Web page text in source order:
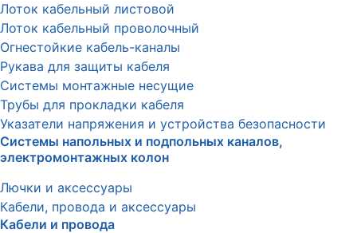
Лоток кабельный листовой
Лоток кабельный проволочный
Огнестойкие кабель-каналы
Рукава для защиты кабеля
Системы монтажные несущие
Трубы для прокладки кабеля
Указатели напряжения и устройства безопасности
Системы напольных и подпольных каналов,
электромонтажных колон
Лючки и аксессуары
Кабели, провода и аксессуары
Кабели и провода